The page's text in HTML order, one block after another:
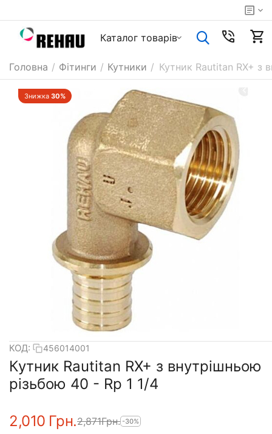
Каталог товарiв
Головна / Фітинги / Кутники / Кутник Rautitan RX+ з
Знижка 30%
КОД: 456014001
Кутник Rautitan RX+ з внутрішньою
різьбою 40 - Rp 1 1/4
2,010 Грн.2,871Грн. -30%